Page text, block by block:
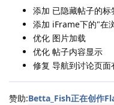
添加 已隐藏帖子的标
添加 iFrame下的"在
优化 图片加载
优化 帖子内容显示
修复 导航到讨论页
赞助:Betta_Fish正在创作